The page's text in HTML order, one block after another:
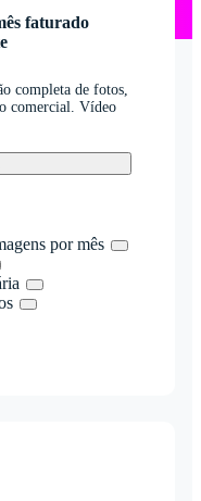
faturado
completa de fotos,
comercial. Vídeo
por mês